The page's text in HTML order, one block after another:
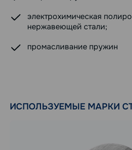
электрохимическая
нержавеющей стали;
промасливание пружин
ИСПОЛЬЗУЕМЫЕ МАРКИ